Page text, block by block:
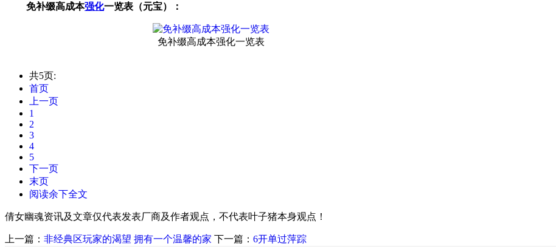
免补缀高成本强化一览表（元宝）：
免补缀高成本强化一览表
共5页:
首页
上一页
1
2
3
4
5
下一页
末页
阅读余下全文
倩女幽魂资讯及文章仅代表发表厂商及作者观点，不代表叶子猪本身观点！
上一篇： 非经典区玩家的渴望 拥有一个温馨的家 下一篇： 6开单过萍踪